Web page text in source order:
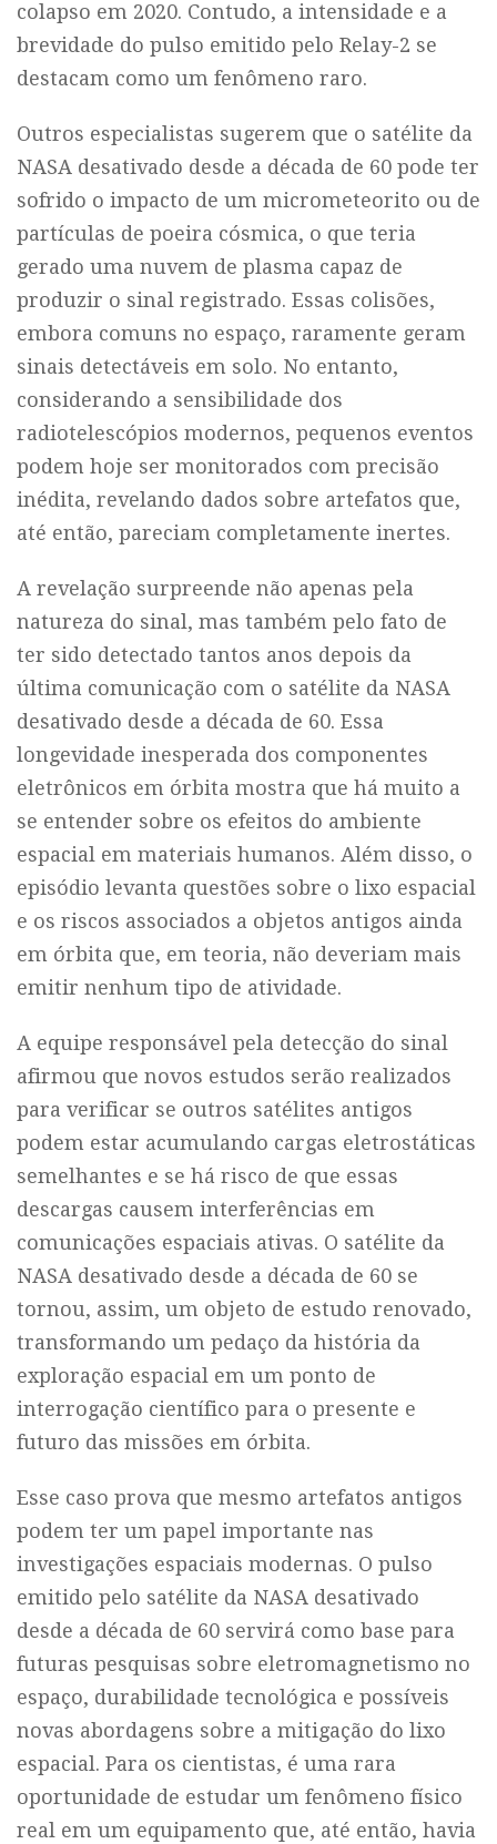
colapso em 2020. Contudo, a intensidade e a
brevidade do pulso emitido pelo Relay-2 se
destacam como um fenômeno raro.
Outros especialistas sugerem que o satélite da
NASA desativado desde a década de 60 pode ter
sofrido o impacto de um micrometeorito ou de
partículas de poeira cósmica, o que teria
gerado uma nuvem de plasma capaz de
produzir o sinal registrado. Essas colisões,
embora comuns no espaço, raramente geram
sinais detectáveis em solo. No entanto,
considerando a sensibilidade dos
radiotelescópios modernos, pequenos eventos
podem hoje ser monitorados com precisão
inédita, revelando dados sobre artefatos que,
até então, pareciam completamente inertes.
A revelação surpreende não apenas pela
natureza do sinal, mas também pelo fato de
ter sido detectado tantos anos depois da
última comunicação com o satélite da NASA
desativado desde a década de 60. Essa
longevidade inesperada dos componentes
eletrônicos em órbita mostra que há muito a
se entender sobre os efeitos do ambiente
espacial em materiais humanos. Além disso, o
episódio levanta questões sobre o lixo espacial
e os riscos associados a objetos antigos ainda
em órbita que, em teoria, não deveriam mais
emitir nenhum tipo de atividade.
A equipe responsável pela detecção do sinal
afirmou que novos estudos serão realizados
para verificar se outros satélites antigos
podem estar acumulando cargas eletrostáticas
semelhantes e se há risco de que essas
descargas causem interferências em
comunicações espaciais ativas. O satélite da
NASA desativado desde a década de 60 se
tornou, assim, um objeto de estudo renovado,
transformando um pedaço da história da
exploração espacial em um ponto de
interrogação científico para o presente e
futuro das missões em órbita.
Esse caso prova que mesmo artefatos antigos
podem ter um papel importante nas
investigações espaciais modernas. O pulso
emitido pelo satélite da NASA desativado
desde a década de 60 servirá como base para
futuras pesquisas sobre eletromagnetismo no
espaço, durabilidade tecnológica e possíveis
novas abordagens sobre a mitigação do lixo
espacial. Para os cientistas, é uma rara
oportunidade de estudar um fenômeno físico
real em um equipamento que, até então, havia